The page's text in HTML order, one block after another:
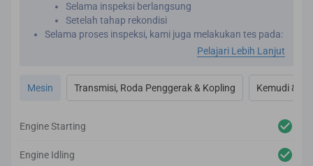
Selama inspeksi berlangsung
Setelah tahap rekondisi
Selama proses inspeksi, kami juga melakukan tes pada:
Transaxle
Kopling
Sistem kemudi
Setelah tahap rekondisi, kami kembali melakukan uji
wajar, getaran atau masalah teknis yang muncul.
Pelajari Lebih Lanjut
Mesin Transmisi, Roda Penggerak & Kopling Kemudi &
Engine Starting
Engine Idling